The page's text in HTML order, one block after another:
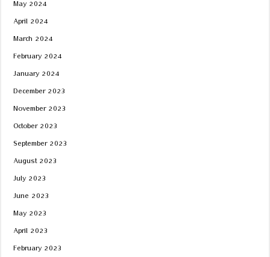
May 2024
April 2024
March 2024
February 2024
January 2024
December 2023
November 2023
October 2023
September 2023
August 2023
July 2023
June 2023
May 2023
April 2023
February 2023